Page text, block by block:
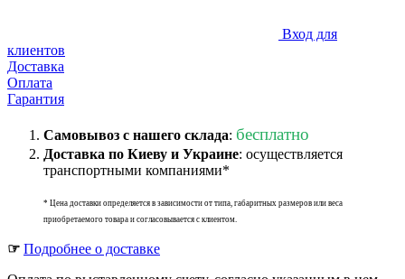
Вход для
клиентов
Доставка
Оплата
Гарантия
Самовывоз с нашего склада: бесплатно
Доставка по Киеву и Украине: осуществляется
транспортными компаниями*
* Цена доставки определяется в зависимости от типа, габаритных размеров или веса
приобретаемого товара и согласовывается с клиентом.
☞ Подробнее о доставке